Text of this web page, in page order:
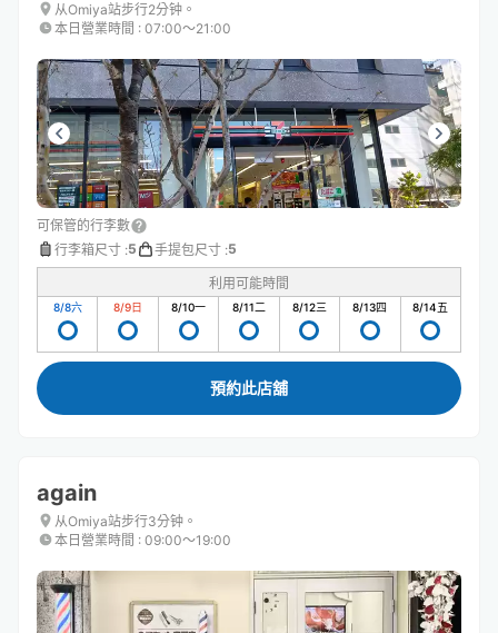
从Omiya站步行2分钟。
本日營業時間 : 07:00〜21:00
可保管的行李數
行李箱尺寸 :5 手提包尺寸 :5
利用可能時間
8/8六 8/9日 8/10一 8/11二 8/12三 8/13四 8/14五
預約此店舖
again
从Omiya站步行3分钟。
本日營業時間 : 09:00〜19:00